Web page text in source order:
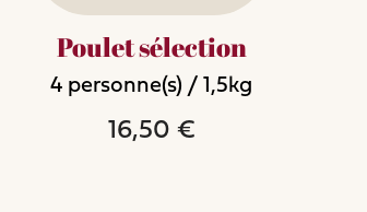
Poulet sélection
4 personne(s) /1,5kg
16,50 €